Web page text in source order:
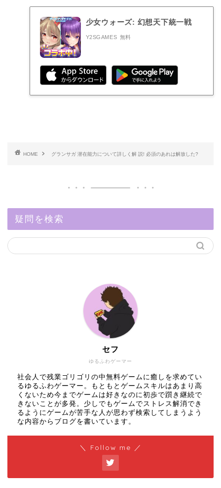
少女ウォーズ: 幻想天下統一戦
Y2SGAMES 無料
HOME グランサガ 潜在能力について詳しく解 説! 必須のあれは解放した?
疑問を検索
ゆるふわゲーマー
セフ
社会人で残業ゴリゴリの中無料ゲームに癒しを求めてい
るゆるふわゲーマー。もともとゲームスキルはあまり高
くないため今までゲームは好きなのに初歩で躓き継続で
きないことが多発。少しでもゲームでストレス解消でき
るようにゲームが苦手な人が思わず検索してしまうよう
な内容からブログを書いています。
＼ Follow me ／